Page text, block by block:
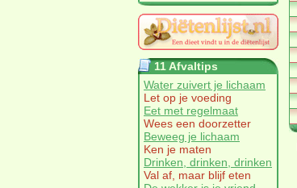
11 Afvaltips
Water zuivert je lichaam
Let op je voeding
Eet met regelmaat
Wees een doorzetter
Beweeg je lichaam
Ken je maten
Drinken, drinken, drinken
Val af, maar blijf eten